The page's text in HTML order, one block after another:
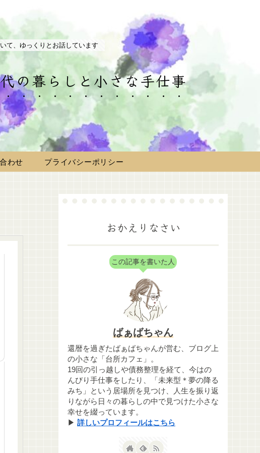
て、ゆっくりとお話しています
の暮らしと小さな手仕事
わせ プライバシーポリシー
おかえりなさい
この記事を書いた人
ばぁばちゃん
還暦を過ぎたばぁばちゃんが営む、ブログ上
の小さな「台所カフェ」。
19回の引っ越しや債務整理を経て、今はの
んびり手仕事をしたり、「未来型＊夢の降る
みち」という居場所を見つけ、人生を振り返
りながら日々の暮らしの中で見つけた小さな
幸せを綴っています。
▶ 詳しいプロフィールはこちら